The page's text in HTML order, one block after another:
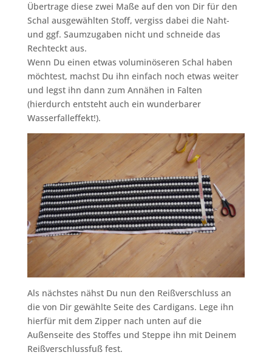
Übertrage diese zwei Maße auf den von Dir für den
Schal ausgewählten Stoff, vergiss dabei die Naht-
und ggf. Saumzugaben nicht und schneide das
Rechteckt aus.
Wenn Du einen etwas voluminöseren Schal haben
möchtest, machst Du ihn einfach noch etwas weiter
und legst ihn dann zum Annähen in Falten
(hierdurch entsteht auch ein wunderbarer
Wasserfalleffekt!).
Als nächstes nähst Du nun den Reißverschluss an
die von Dir gewählte Seite des Cardigans. Lege ihn
hierfür mit dem Zipper nach unten auf die
Außenseite des Stoffes und Steppe ihn mit Deinem
Reißverschlussfuß fest.